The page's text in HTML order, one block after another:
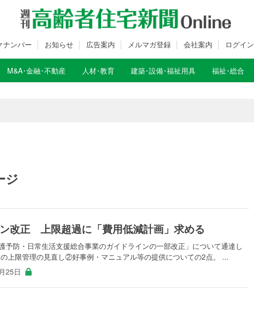
ナンバー お知らせ 広告案内 メルマガ登録 会社案内 ログイン
M&A･金融･不動産 人材･教育 建築･設備･福祉用具 福祉･総合
数変更のお知らせ
ジ
改正 上限超過に「費用低減計画」求める
予防・日常生活支援総合事業のガイドラインの一部改正」について通達し
上限管理の見直し②好事例・マニュアル等の提供についての2点。 ...
25日